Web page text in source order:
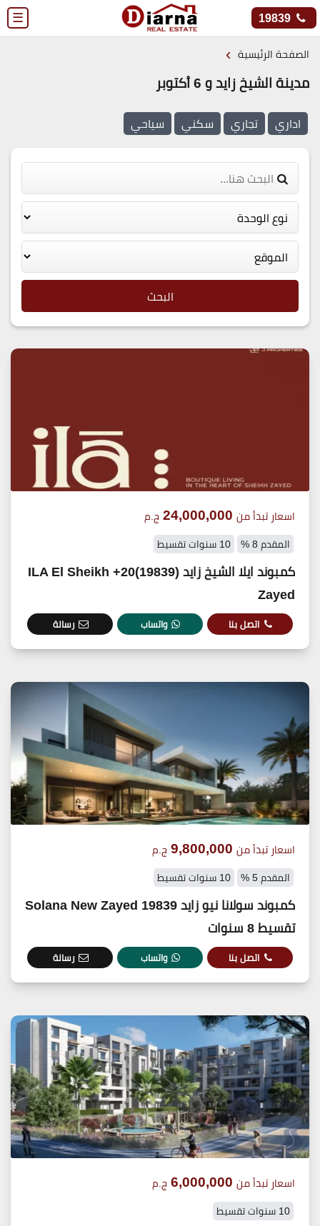
☰ 19839
الصفحة الرئيسية ›
مدينة الشيخ زايد و 6 أكتوبر
اداري تجاري سكني سياحي
البحث
اسعار تبدأ من 24,000,000 ج.م
المقدم 8 % 10 سنوات تقسيط
كمبوند ايلا الشيخ زايد (19839)20+ ILA El Sheikh
Zayed
اتصل بنا واتساب رسالة
اسعار تبدأ من 9,800,000 ج.م
المقدم 5 % 10 سنوات تقسيط
كمبوند سولانا نيو زايد 19839 Solana New Zayed
تقسيط 8 سنوات
اتصل بنا واتساب رسالة
اسعار تبدأ من 6,000,000 ج.م
10 سنوات تقسيط